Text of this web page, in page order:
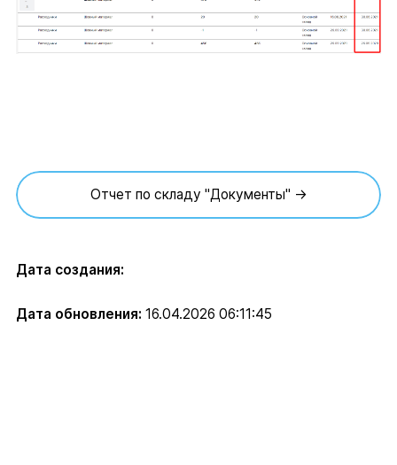
Отчет по складу "Документы" →
Дата создания:
Дата обновления: 16.04.2026 06:11:45